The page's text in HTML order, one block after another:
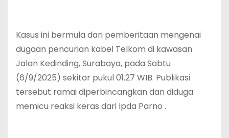
Kasus ini bermula dari pemberitaan mengenai
dugaan pencurian kabel Telkom di kawasan
Jalan Kedinding, Surabaya, pada Sabtu
(6/9/2025) sekitar pukul 01.27 WIB. Publikasi
tersebut ramai diperbincangkan dan diduga
memicu reaksi keras dari Ipda Parno .